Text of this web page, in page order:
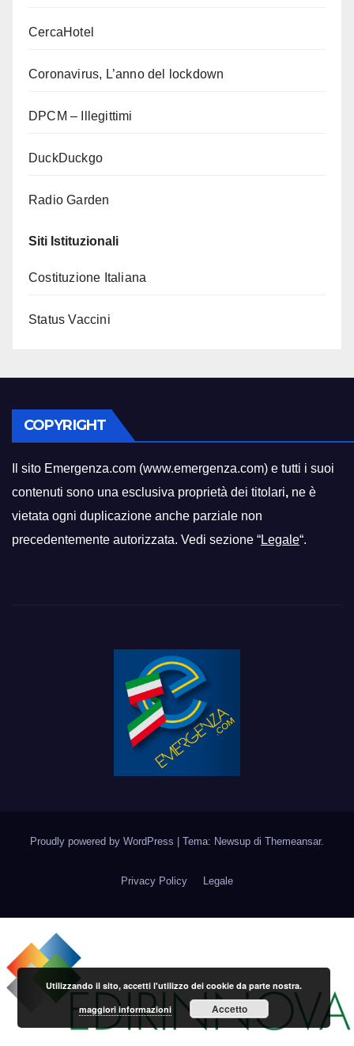
CercaHotel
Coronavirus, L’anno del lockdown
DPCM – Illegittimi
DuckDuckgo
Radio Garden
Siti Istituzionali
Costituzione Italiana
Status Vaccini
COPYRIGHT
Il sito Emergenza.com (www.emergenza.com) e tutti i suoi
contenuti sono una esclusiva proprietà dei titolari, ne è
vietata ogni duplicazione anche parziale non
precedentemente autorizzata. Vedi sezione “Legale“.
Proudly powered by WordPress Tema: Newsup di Themeansar.
Privacy Policy Legale
Utilizzando il sito, accetti l'utilizzo dei cookie da parte nostra.
maggiori informazioni
Accetto